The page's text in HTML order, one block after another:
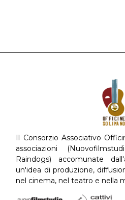
Il Consorzio Associativo
associazioni
Raindogs) accomunate
un'idea di produzione,
nel cinema, nel teatro e nella